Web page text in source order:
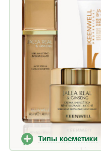
Типы косметики